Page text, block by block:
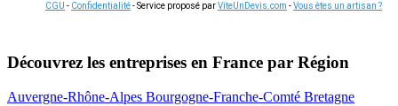
CGU - Confidentialité- Service proposé parViteUnDevis.com -Vous êtes un artisan ?
Découvrez les entreprises en France par Région
Auvergne-Rhône-Alpes Bourgogne-Franche-Comté Bretagne